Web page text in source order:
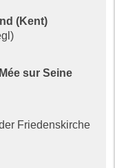
(Kent)
sur Seine
Friedenskirche